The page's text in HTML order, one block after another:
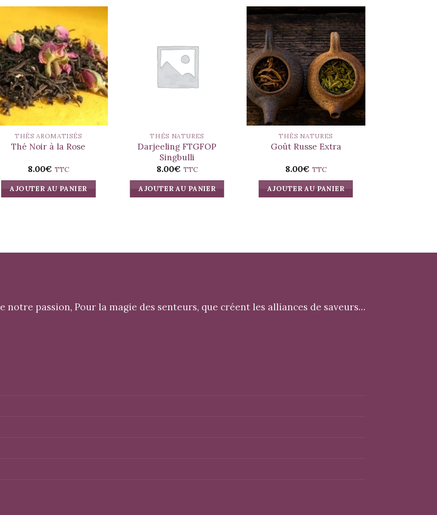
THÉS AROMATISÉS
Thé Noir à la Rose
8.00€ TTC
AJOUTER AU PANIER
THÉS NATURES
Darjeeling FTGFOP
Singbulli
8.00€ TTC
AJOUTER AU PANIER
THÉS NATURES
Goût Russe Extra
8.00€ TTC
AJOUTER AU PANIER
passion, Pour la magie des senteurs, que créent les alliances de saveurs…